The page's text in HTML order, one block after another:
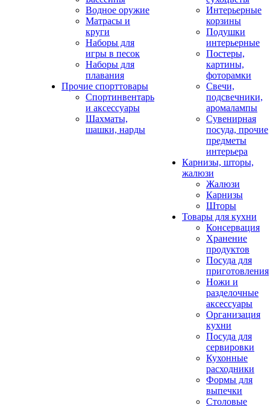
Водное оружие
Матрасы и
круги
Наборы для
игры в песок
Наборы для
плавания
Прочие спорттовары
Спортинвентарь
и аксессуары
Шахматы,
шашки, нарды
Интерьерные
корзины
Подушки
интерьерные
Постеры,
картины,
фоторамки
Свечи,
подсвечники,
аромалампы
Сувенирная
посуда, прочие
предметы
интерьера
Карнизы, шторы,
жалюзи
Жалюзи
Карнизы
Шторы
Товары для кухни
Консервация
Хранение
продуктов
Посуда для
приготовления
Ножи и
разделочные
аксессуары
Организация
кухни
Посуда для
сервировки
Кухонные
расходники
Формы для
выпечки
Столовые